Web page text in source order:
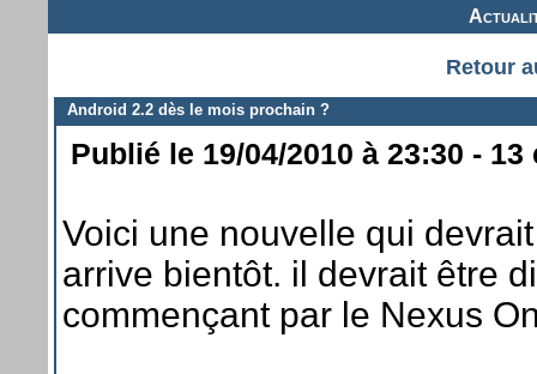
Retour
Android 2.2 dès le mois prochain ?
Publié le 19/04/2010 à 23:30 -
Voici une nouvelle qui
arrive bientôt. il devrait être
commençant par le Nexus